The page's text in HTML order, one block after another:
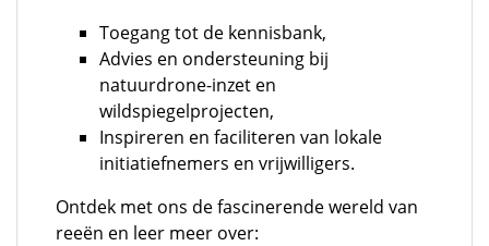
Toegang tot de kennisbank,
Advies en ondersteuning bij
natuurdrone-inzet en
wildspiegelprojecten,
Inspireren en faciliteren van lokale
initiatiefnemers en vrijwilligers.
Ontdek met ons de fascinerende wereld van
reeën en leer meer over: